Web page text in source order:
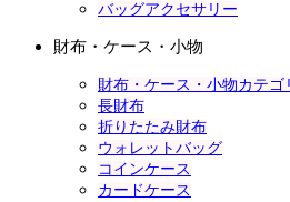
バッグアクセサリー
財布・ケース・小物
財布・ケース・小物カテゴ
長財布
折りたたみ財布
ウォレットバッグ
コインケース
カードケース